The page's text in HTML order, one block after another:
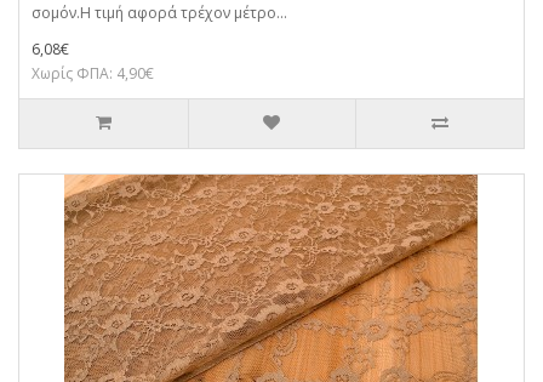
σομόν.Η τιμή αφορά τρέχον μέτρο...
6,08€
Χωρίς ΦΠΑ: 4,90€